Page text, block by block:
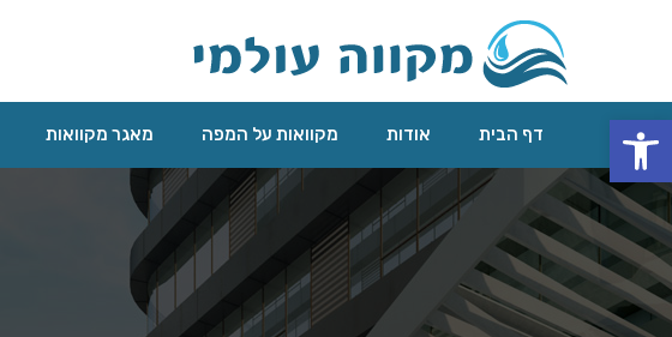
דף הבית אודות מקוואות על המפה מאגר מקוואות פתח סרגל נגישות